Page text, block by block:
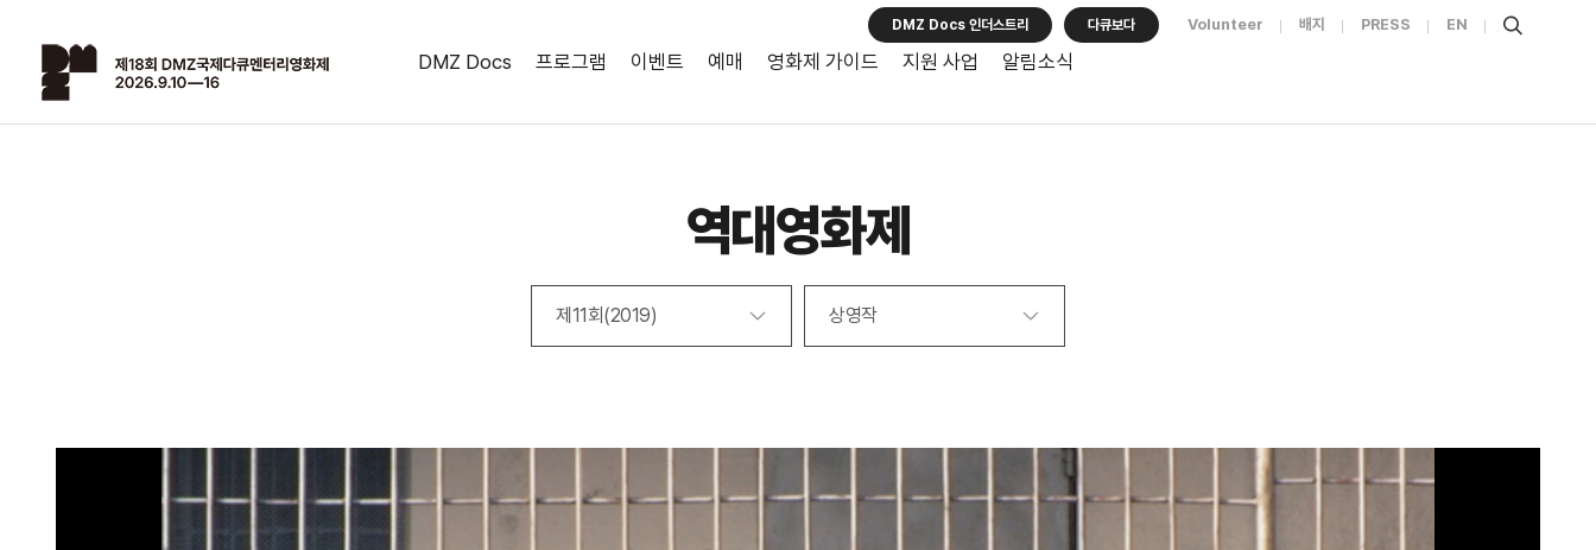
DMZ Docs 프로그램 이벤트 예매 영화제 가이드 지원 사업 알림소식
DMZ Docs 인더스트리 다큐보다 Volunteer 배지 PRESS EN
역대영화제
제11회(2019) 상영작